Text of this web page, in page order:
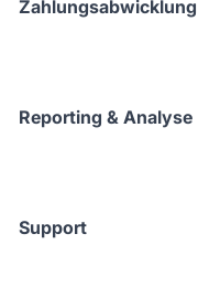
Zahlungsabwicklung
Reporting & Analyse
Support